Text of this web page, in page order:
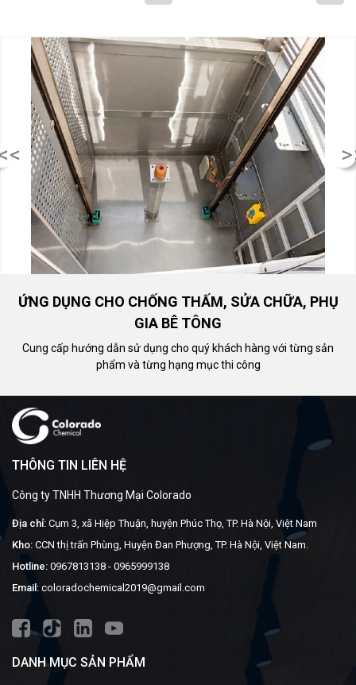
ỨNG DỤNG CHO CHỐNG THẤM, SỬA CHỮA, PHỤ
GIA BÊ TÔNG
Cung cấp hướng dẫn sử dụng cho quý khách hàng với từng sản
phẩm và từng hạng mục thi công
THÔNG TIN LIÊN HỆ
Công ty TNHH Thương Mại Colorado
Địa chỉ: Cụm 3, xã Hiệp Thuận, huyện Phúc Thọ, TP. Hà Nội, Việt Nam
Kho: CCN thị trấn Phùng, Huyện Đan Phượng, TP. Hà Nội, Việt Nam.
Hotline: 0967813138 - 0965999138
Email: coloradochemical2019@gmail.com
DANH MỤC SẢN PHẨM